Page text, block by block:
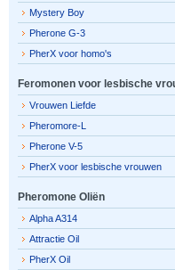
Mystery Boy
Pherone G-3
PherX voor homo's
Feromonen voor lesbische
Vrouwen Liefde
Pheromore-L
Pherone V-5
PherX voor lesbische vrouwen
Pheromone Oliën
Alpha A314
Attractie Oil
PherX Oil